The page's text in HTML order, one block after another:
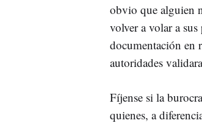
obvio que alguien
volver a volar a
documentación en
autoridades
Fíjense si la
quienes, a